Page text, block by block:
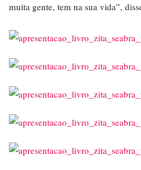
muita gente, tem na sua vida”,